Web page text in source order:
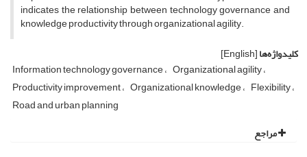
indicates the relationship between technology governance and
knowledge productivity through organizational agility.
کلیدواژه‌ها[English]
Information technology governance Organizational agility
Productivity improvement Organizational knowledge Flexibility
Road and urban planning
مراجع